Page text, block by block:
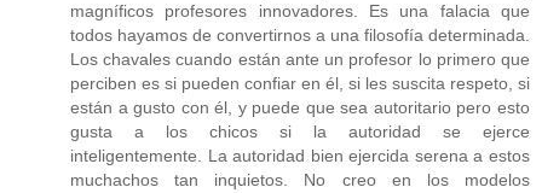
magníficos profesores innovadores. Es una falacia que
todos hayamos de convertirnos a una filosofía determinada.
Los chavales cuando están ante un profesor lo primero que
perciben es si pueden confiar en él, si les suscita respeto, si
están a gusto con él, y puede que sea autoritario pero esto
gusta a los chicos si la autoridad se ejerce
inteligentemente. La autoridad bien ejercida serena a estos
muchachos tan inquietos. No creo en los modelos